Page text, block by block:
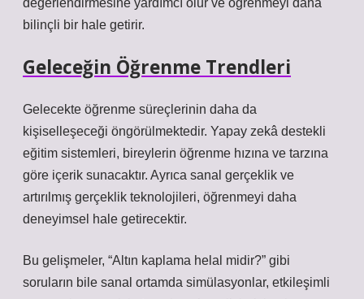
değerlendirmesine yardımcı olur ve öğrenmeyi daha
bilinçli bir hale getirir.
Geleceğin Öğrenme Trendleri
Gelecekte öğrenme süreçlerinin daha da
kişiselleşeceği öngörülmektedir. Yapay zekâ destekli
eğitim sistemleri, bireylerin öğrenme hızına ve tarzına
göre içerik sunacaktır. Ayrıca sanal gerçeklik ve
artırılmış gerçeklik teknolojileri, öğrenmeyi daha
deneyimsel hale getirecektir.
Bu gelişmeler, “Altın kaplama helal midir?” gibi
soruların bile sanal ortamda simülasyonlar, etkileşimli